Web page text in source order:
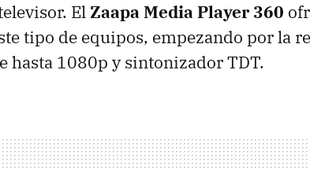
El Zaapa Media Player 360
tipo de equipos, empezando por la
hasta 1080p y sintonizadorTDT.